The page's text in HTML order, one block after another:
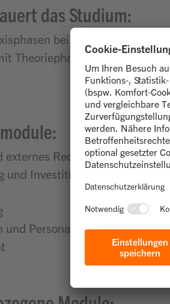
das Studium:
bei uns bzw. bei
Theoriephasen an der
externes Rechnungswesen
und Investition
und Personal